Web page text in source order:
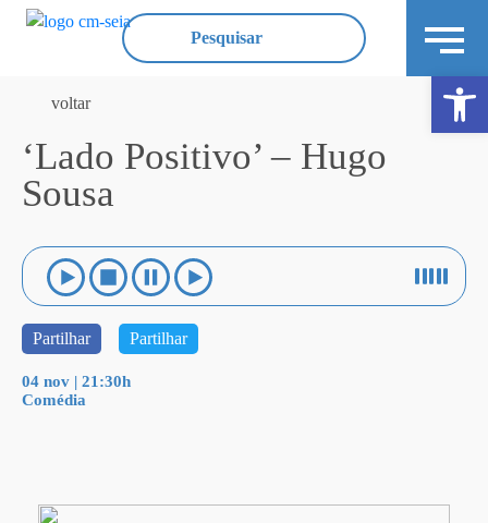
voltar
‘Lado Positivo’ – Hugo
Sousa
Partilhar Partilhar
04 nov | 21:30h
Comédia